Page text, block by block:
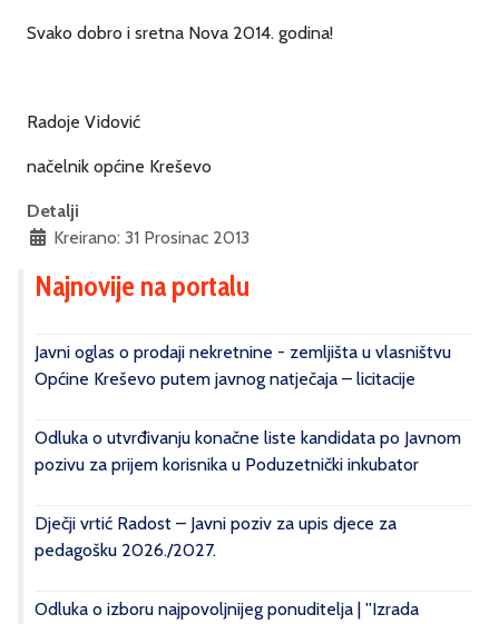
Svako dobro i sretna Nova 2014. godina!
Radoje Vidović
načelnik općine Kreševo
Detalji
Kreirano: 31 Prosinac 2013
Najnovije na portalu
Javni oglas o prodaji nekretnine - zemljišta u vlasništvu
Općine Kreševo putem javnog natječaja – licitacije
Odluka o utvrđivanju konačne liste kandidata po Javnom
pozivu za prijem korisnika u Poduzetnički inkubator
Dječji vrtić Radost – Javni poziv za upis djece za
pedagošku 2026./2027.
Odluka o izboru najpovoljnijeg ponuditelja | ''Izrada